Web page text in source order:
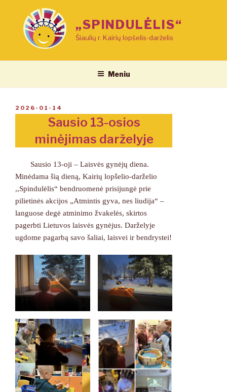
„SPINDULĖLIS“
Šiaulių r. Kairių lopšelis-darželis
Meniu
PASKELBTA
2026-01-14
Sausio 13-osios
minėjimas darželyje
Sausio 13-oji – Laisvės gynėjų diena.
Minėdama šią dieną, Kairių lopšelio-darželio
,,Spindulėlis“ bendruomenė prisijungė prie
pilietinės akcijos „Atmintis gyva, nes liudija“ –
languose degė atminimo žvakelės, skirtos
pagerbti Lietuvos laisvės gynėjus. Darželyje
ugdome pagarbą savo šaliai, laisvei ir bendrystei!